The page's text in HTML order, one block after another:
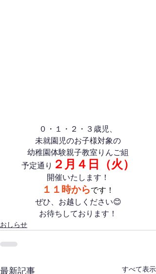
０・１・２・３歳児、
未就園児のお子様対象の
幼稚園体験親子教室りんご組
予定通り ２月４日（火）
開催いたします！
１１時からです！
ぜひ、お越しください😊
お待ちしております！
おしらせ
最新記事 すべて表示